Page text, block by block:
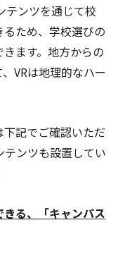
テンツを通じて校
ため、学校選びの
ます。地方からの
VRは地理的なハー
記でご確認いただ
テンツも設置してい
る、「キャンパス